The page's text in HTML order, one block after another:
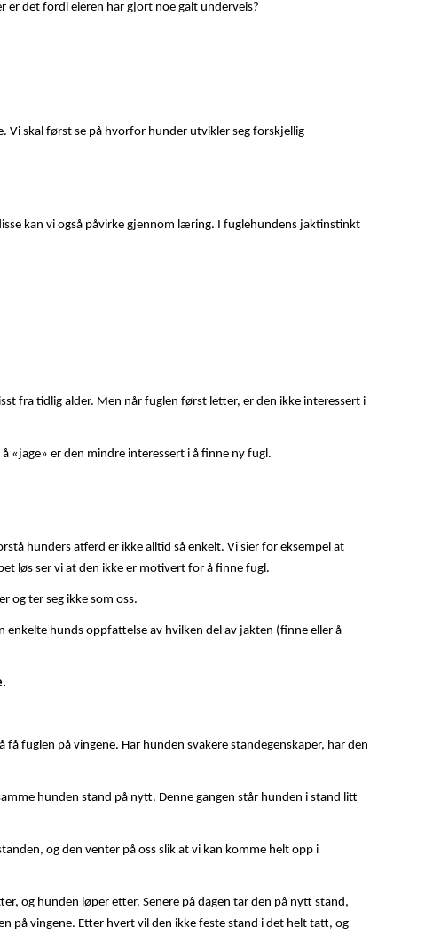
det fordi eieren har gjort noe galt underveis?
Vi skal først se på hvorfor hunder utvikler seg forskjellig
kan vi også påvirke gjennom læring. I fuglehundens jaktinstinkt
fra tidlig alder. Men når fuglen først letter, er den ikke interessert i
«jage» er den mindre interessert i å finne ny fugl.
hunders atferd er ikke alltid så enkelt. Vi sier for eksempel at
løs ser vi at den ikke er motivert for å finne fugl.
og ter seg ikke som oss.
hunds oppfattelse av hvilken del av jakten (finne eller å
fuglen på vingene. Har hunden svakere standegenskaper, har den
hunden stand på nytt. Denne gangen står hunden i stand litt
og den venter på oss slik at vi kan komme helt opp i
og hunden løper etter. Senere på dagen tar den på nytt stand,
på vingene. Etter hvert vil den ikke feste stand i det helt tatt, og